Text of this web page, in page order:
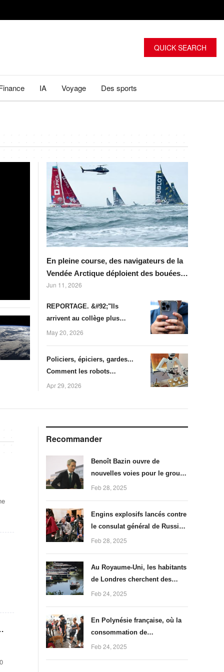
QUICK SEARCH
IA Voyage Des sports
En pleine course, des navigateurs de la
Vendée Arctique déploient des bouées
pour surveiller le climat
Jun 11, 2026
REPORTAGE. &#92;"Ils
arrivent au collège plus
matures&#92;" : dans la ville
May 20, 2026
Policiers, épiciers, gardes...
Comment les robots
humanoïdes se multiplient
Apr 29, 2026
Recommander
Benoît Bazin ouvre de
nouvelles voies pour le groupe
de BTP Saint-Gobain
Feb 28, 2025
Engins explosifs lancés contre
le consulat général de Russie à
Marseille : huit mois de prison
Feb 28, 2025
Au Royaume-Uni, les habitants
de Londres cherchent des
parades à la surchauffe
Feb 24, 2025
En Polynésie française, où la
consommation de
méthamphétamine se banalise,
Feb 24, 2025